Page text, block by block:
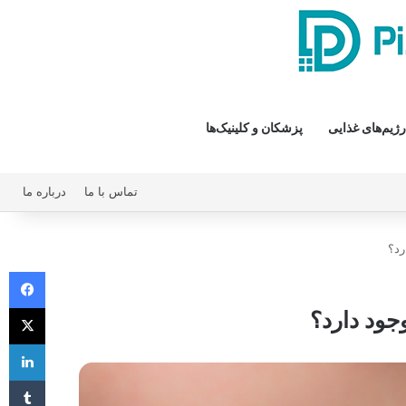
غذایی پزشکان و کلینیک‌ها
تماس با ما درباره ما
دارد؟ X